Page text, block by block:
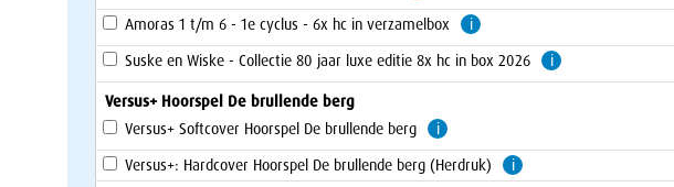
Amoras 1 t/m 6 - 1e cyclus - 6x hc in verzamelbox
i
Suske en Wiske - Collectie 80 jaar luxe editie 8x hc in box 2026
i
Versus+ Hoorspel De brullende berg
Versus+ Softcover Hoorspel De brullende berg
i
Versus+: Hardcover Hoorspel De brullende berg (Herdruk)
i